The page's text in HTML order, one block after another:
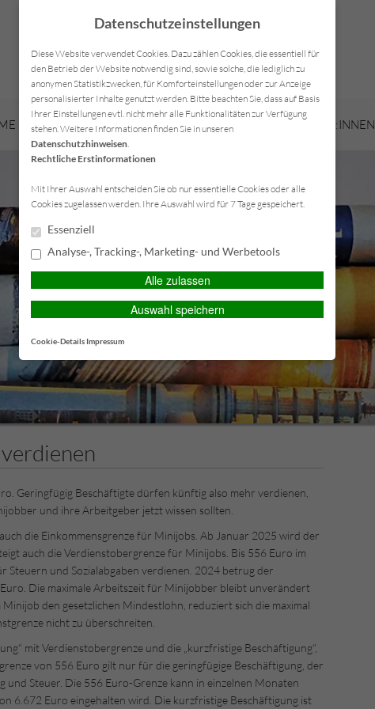
LEISTUNGSÜBERSICHT SELF-SERVICE FÜR KUND:INNEN
Geringfügig Beschäftigte dürfen künftig also mehr verdienen,
und ihre Arbeitgeber jetzt wissen sollten.
die Einkommensgrenze für Minijobs. Ab Januar 2025 wird der
auch die Verdienstobergrenze für Minijobs. Bis 556 Euro im
und Sozialabgaben verdienen. 2024 betrug der
Die maximale Arbeitszeit für Minijobber bleibt unverändert
den gesetzlichen Mindestlohn, reduziert sich die maximal
nicht zu überschreiten.
mit Verdienstobergrenze und die „kurzfristige Beschäftigung“,
von 556 Euro gilt nur für die geringfügige Beschäftigung, der
Steuer. Die 556 Euro-Grenze kann in einzelnen Monaten
6.672 Euro eingehalten wird. Die kurzfristige Beschäftigung ist
Datenschutzeinstellungen
Diese Website verwendet Cookies. Dazu zählen Cookies, die essentiell für
den Betrieb der Website notwendig sind, sowie solche, die lediglich zu
anonymen Statistikzwecken, für Komforteinstellungen oder zur Anzeige
personalisierter Inhalte genutzt werden. Bitte beachten Sie, dass auf Basis
Ihrer Einstellungen evtl. nicht mehr alle Funktionalitäten zur Verfügung
stehen. Weitere Informationen finden Sie in unseren
Datenschutzhinweisen.
Rechtliche Erstinformationen
Mit Ihrer Auswahl entscheiden Sie ob nur essentielle Cookies oder alle
Cookies zugelassen werden. Ihre Auswahl wird für 7 Tage gespeichert.
Essenziell
Analyse-, Tracking-, Marketing- und Werbetools
Alle zulassen
Auswahl speichern
Cookie-Details Impressum